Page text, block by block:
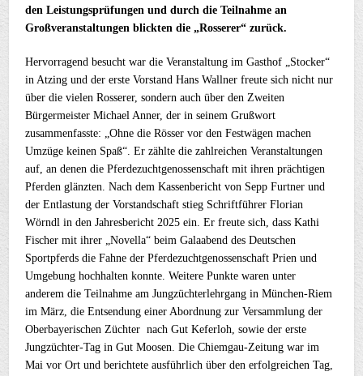
den Leistungsprüfungen und durch die Teilnahme an
Großveranstaltungen blickten die „Rosserer“ zurück.
Hervorragend besucht war die Veranstaltung im Gasthof „Stocker“
in Atzing und der erste Vorstand Hans Wallner freute sich nicht nur
über die vielen Rosserer, sondern auch über den Zweiten
Bürgermeister Michael Anner, der in seinem Grußwort
zusammenfasste: „Ohne die Rösser vor den Festwägen machen
Umzüge keinen Spaß“. Er zählte die zahlreichen Veranstaltungen
auf, an denen die Pferdezuchtgenossenschaft mit ihren prächtigen
Pferden glänzten. Nach dem Kassenbericht von Sepp Furtner und
der Entlastung der Vorstandschaft stieg Schriftführer Florian
Wörndl in den Jahresbericht 2025 ein. Er freute sich, dass Kathi
Fischer mit ihrer „Novella“ beim Galaabend des Deutschen
Sportpferds die Fahne der Pferdezuchtgenossenschaft Prien und
Umgebung hochhalten konnte. Weitere Punkte waren unter
anderem die Teilnahme am Jungzüchterlehrgang in München-Riem
im März, die Entsendung einer Abordnung zur Versammlung der
Oberbayerischen Züchter nach Gut Keferloh, sowie der erste
Jungzüchter-Tag in Gut Moosen. Die Chiemgau-Zeitung war im
Mai vor Ort und berichtete ausführlich über den erfolgreichen Tag,